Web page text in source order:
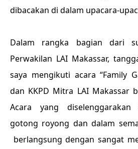
dibacakan di dalam upacara-
Dalam rangka bagian dari
Perwakilan LAI Makassar,
saya mengikuti acara “Family
dan KKPD Mitra LAI Makassar
Acara yang diselenggarakan
gotong royong dan dalam
berlangsung dengan sangat